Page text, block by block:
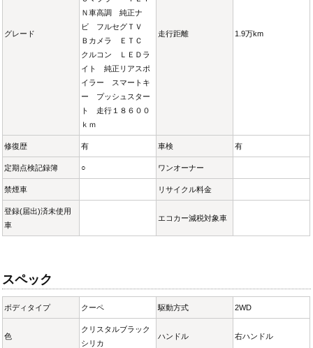
グレード
Ｎ車高調 純正ナ
ビ フルセグＴＶ
Ｂカメラ ＥＴＣ
クルコン ＬＥＤラ
イト 純正リアスポ
イラー スマートキ
ー プッシュスター
ト 走行１８６００
ｋｍ
走行距離 1.9万km
修復歴 有 車検 有
定期点検記録簿 ○ ワンオーナー
禁煙車 リサイクル料金
登録(届出)済未使用
車
エコカー減税対象車
スペック
ボディタイプ クーペ 駆動方式 2WD
色
クリスタルブラック
シリカ
ハンドル 右ハンドル